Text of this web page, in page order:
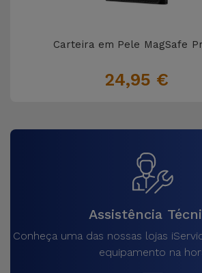
Carteira em Pele MagSafe
24,95 €
Assistência
Conheça uma das nossas lojas
equipamento na